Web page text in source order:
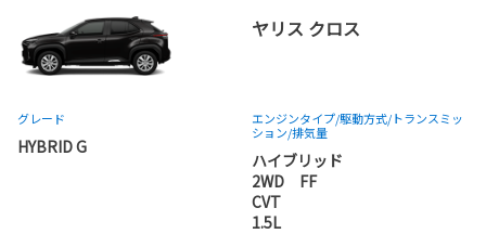
ヤリス クロス
グレード
HYBRID G
エンジンタイプ/駆動方式/トランスミッ
ション/排気量
ハイブリッド
2WD FF
CVT
1.5L